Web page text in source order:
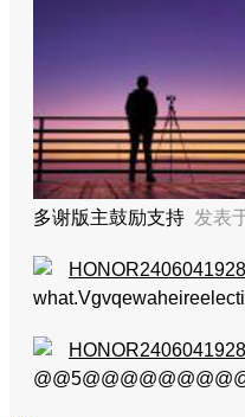
多谢版主鼓励支持 发表